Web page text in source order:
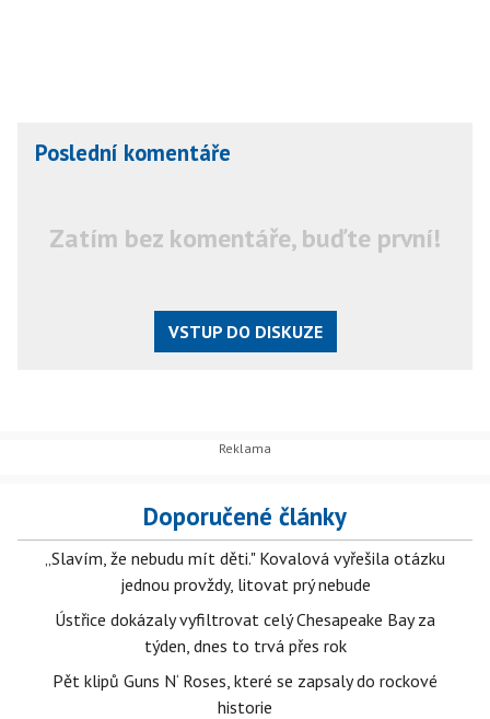
Poslední komentáře
Zatím bez komentáře, buďte první!
VSTUP DO DISKUZE
Doporučené články
„Slavím, že nebudu mít děti." Kovalová vyřešila otázku
jednou provždy, litovat prý nebude
Ústřice dokázaly vyfiltrovat celý Chesapeake Bay za
týden, dnes to trvá přes rok
Pět klipů Guns N‘ Roses, které se zapsaly do rockové
historie